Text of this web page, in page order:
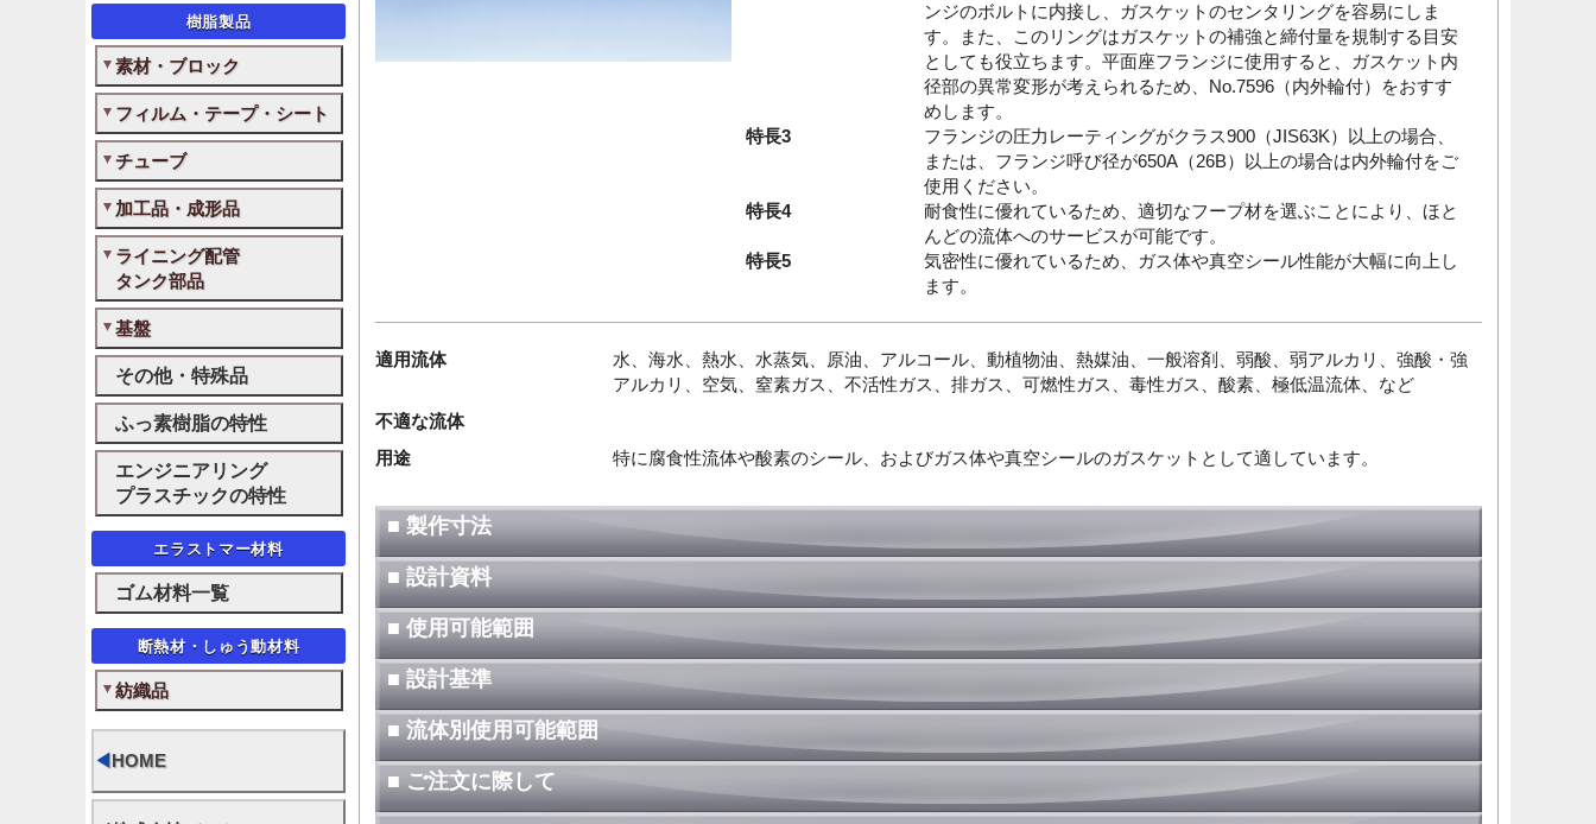
樹脂製品
素材・ブロック
フィルム・テープ・シート
チューブ
加工品・成形品
ライニング配管
タンク部品
基盤
その他・特殊品
ふっ素樹脂の特性
エンジニアリング
プラスチックの特性
エラストマー材料
ゴム材料一覧
断熱材・しゅう動材料
紡織品
◀HOME
ンジのボルトに内接し、ガスケットのセンタリングを容易にしま
す。また、このリングはガスケットの補強と締付量を規制する目安
としても役立ちます。平面座フランジに使用すると、ガスケット内
径部の異常変形が考えられるため、No.7596（内外輪付）をおすす
めします。
特長3
フランジの圧力レーティングがクラス900（JIS63K）以上の場合、
または、フランジ呼び径が650A（26B）以上の場合は内外輪付をご
使用ください。
特長4
耐食性に優れているため、適切なフープ材を選ぶことにより、ほと
んどの流体へのサービスが可能です。
特長5
気密性に優れているため、ガス体や真空シール性能が大幅に向上し
ます。
適用流体
水、海水、熱水、水蒸気、原油、アルコール、動植物油、熱媒油、一般溶剤、弱酸、弱アルカリ、強酸・強
アルカリ、空気、窒素ガス、不活性ガス、排ガス、可燃性ガス、毒性ガス、酸素、極低温流体、など
不適な流体
用途
特に腐食性流体や酸素のシール、およびガス体や真空シールのガスケットとして適しています。
■ 製作寸法
■ 設計資料
■ 使用可能範囲
■ 設計基準
■ 流体別使用可能範囲
■ ご注文に際して